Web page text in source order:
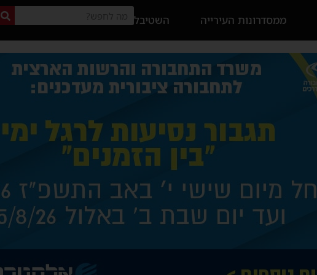
ממסדרונות העירייה השטיבל